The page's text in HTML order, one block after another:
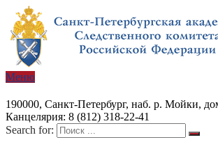
Меню
190000, Санкт-Петербург, наб. р. Мойки,
Канцелярия: 8 (812) 318-22-41
Search for: